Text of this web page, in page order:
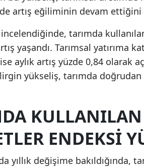
artış eğiliminin devam
tarımda
yaşandı. Tarımsal yatırıma
aylık artış yüzde 0,84 olarak
yükseliş, tarımda
ENDEKSI
yıllık değişime bakıldığında,